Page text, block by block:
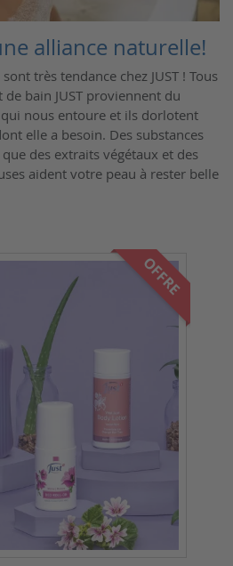
enfants
alliance naturelle!
très tendance chez JUST ! Tous
bain JUST proviennent du
nous entoure et ils dorlotent
elle a besoin. Des substances
des extraits végétaux et des
aident votre peau à rester belle
OFFRE